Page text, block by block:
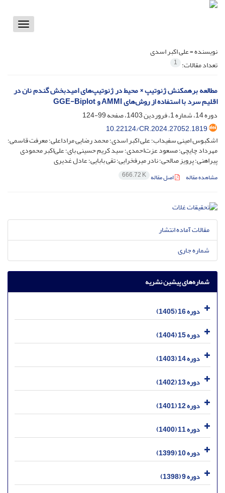
Toggle
نویسنده =علی اکبر اسدی
تعداد مقالات: 1
مطالعه برهمکنش ژنوتیپ × محیط در ژنوتیپ‌های امیدبخش گندم نان در
اقلیم سرد با استفاده از روش‌های AMMI و GGE-Biplot
دوره 14، شماره 1، فروردین 1403، صفحه
99-124
10.22124/CR.2024.27052.1819
اشکبوس امینی سفیداب؛ علی اکبر اسدی؛ محمد رضایی مراداعلی؛ معرفت قاسمی؛
مهرداد چایچی؛ مسعود عزت‌احمدی؛ سید کریم حسینی بای؛ علی‌اکبر محمودی
پیراهنی؛ پرویز صالحی؛ نادر میرفخرایی؛ تقی بابایی؛ عادل غدیری
مشاهده مقاله اصل مقاله 666.72 K
مقالات آماده انتشار
شماره جاری
شماره‌های پیشین نشریه
دوره 16 (1405)
دوره 15 (1404)
دوره 14 (1403)
دوره 13 (1402)
دوره 12 (1401)
دوره 11 (1400)
دوره 10 (1399)
دوره 9 (1398)